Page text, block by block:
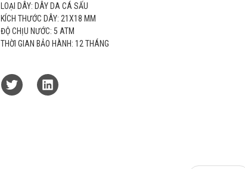
LOẠI DÂY: DÂY DA CÁ SẤU
KÍCH THƯỚC DÂY: 21X18 MM
ĐỘ CHỊU NƯỚC: 5 ATM
THỜI GIAN BẢO HÀNH: 12 THÁNG